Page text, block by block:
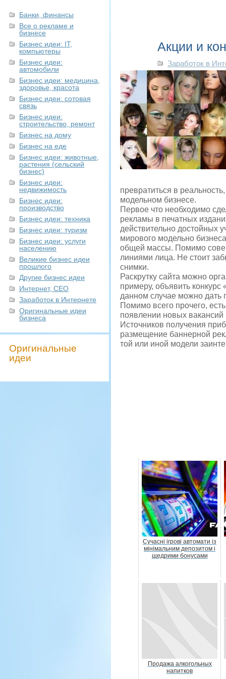
Банки, финансы
Все о рекламе и
бизнесе
Бизнес идеи: IT,
компьютеры
Бизнес идеи:
автомобили
Бизнес идеи: медицина,
здоровье, красота
Бизнес идеи: сотовая
связь
Бизнес идеи:
строительство, ремонт
Бизнес на дому
Бизнес на еде
Бизнес идеи: животные,
растения (сельский
бизнес)
Бизнес идеи:
недвижимость
Бизнес идеи:
производство
Бизнес идеи: техника
Бизнес идеи: туризм
Бизнес идеи: услуги
населению
Великие бизнес идеи
прошлого
Другие бизнес идеи
Интернет, СЕО
Заработок в Интернете
Оригинальные идеи
бизнеса
Оригинальные
идеи
Акции и
Заработок в
превратиться в
модельном бизнесе.
Первое что необходимо
рекламы в печатных
действительно достойных
мирового модельно
общей массы. Помимо
линиями лица. Не стоит
снимки.
Раскрутку сайта можно
примеру, объявить
данном случае можно дать
Помимо всего прочего,
появлении новых
Источников получения
размещение баннерной
той или иной модели
Сучасні ігрові автомати із
мінімальним депозитом і
щедрими бонусами
Продажа алкогольных
напитков